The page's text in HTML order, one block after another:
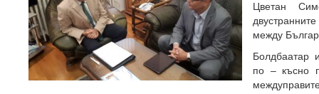
Цветан
между
Болдбаатар
по – късно